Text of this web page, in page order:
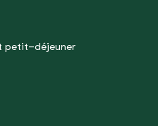
petit-déjeuner